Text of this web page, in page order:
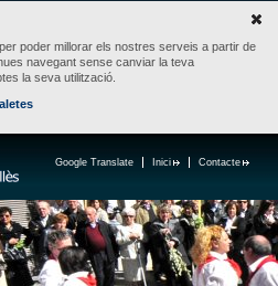
poder millorar els nostres serveis a partir de
navegant sense canviar la teva
la seva utilització.
Contacte
Inici
Google Translate